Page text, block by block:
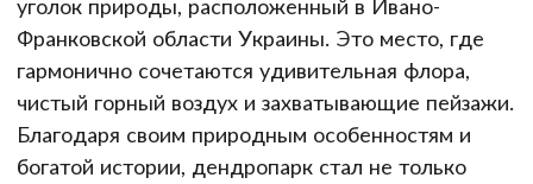
уголок природы, расположенный в Ивано-
Франковской области Украины. Это место, где
гармонично сочетаются удивительная флора,
чистый горный воздух и захватывающие пейзажи.
Благодаря своим природным особенностям и
богатой истории, дендропарк стал не только